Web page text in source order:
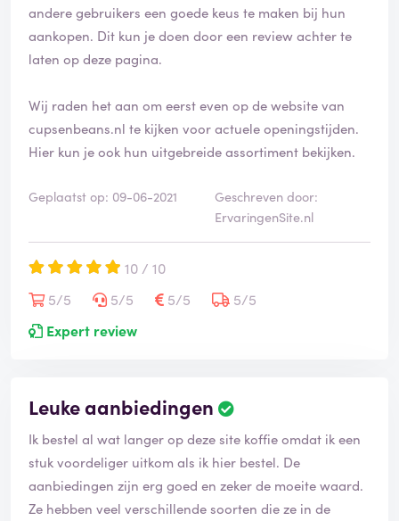
andere gebruikers een goede keus te maken bij hun
aankopen. Dit kun je doen door een review achter te
laten op deze pagina.
Wij raden het aan om eerst even op de website van
cupsenbeans.nl te kijken voor actuele openingstijden.
Hier kun je ook hun uitgebreide assortiment bekijken.
Geplaatst op: 09-06-2021
Geschreven door:
ErvaringenSite.nl
10 / 10
5/5
5/5 5/5
5/5
Expert review
Leuke aanbiedingen
Ik bestel al wat langer op deze site koffie omdat ik een
stuk voordeliger uitkom als ik hier bestel. De
aanbiedingen zijn erg goed en zeker de moeite waard.
Ze hebben veel verschillende soorten die ze in de